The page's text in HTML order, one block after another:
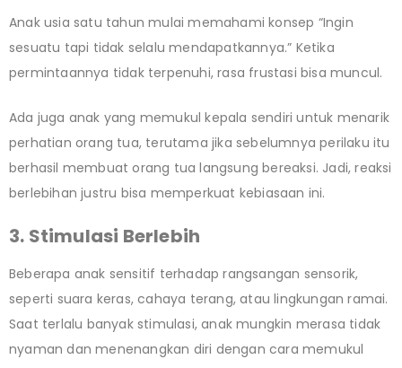
Anak usia satu tahun mulai memahami konsep “Ingin
sesuatu tapi tidak selalu mendapatkannya.” Ketika
permintaannya tidak terpenuhi, rasa frustasi bisa muncul.
Ada juga anak yang memukul kepala sendiri untuk menarik
perhatian orang tua, terutama jika sebelumnya perilaku itu
berhasil membuat orang tua langsung bereaksi. Jadi, reaksi
berlebihan justru bisa memperkuat kebiasaan ini.
3. Stimulasi Berlebih
Beberapa anak sensitif terhadap rangsangan sensorik,
seperti suara keras, cahaya terang, atau lingkungan ramai.
Saat terlalu banyak stimulasi, anak mungkin merasa tidak
nyaman dan menenangkan diri dengan cara memukul